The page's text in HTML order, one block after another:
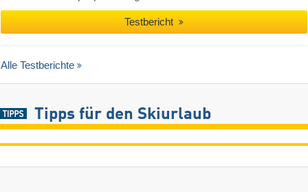
Testbericht
Alle Testberichte
Tipps für den Skiurlaub